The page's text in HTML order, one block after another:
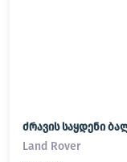
Land Rover